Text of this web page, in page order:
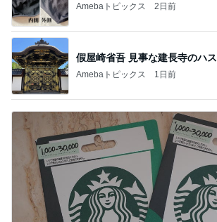
Amebaトピックス 2日前
假屋崎省吾 見事な建長寺のハス
Amebaトピックス 1日前